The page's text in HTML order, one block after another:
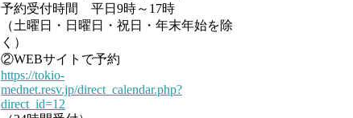
予約受付時間 平日9時～17時
（土曜日・日曜日・祝日・年末年始を除
く）
②WEBサイトで予約
https://tokio-
mednet.resv.jp/direct_calendar.php?
direct_id=12